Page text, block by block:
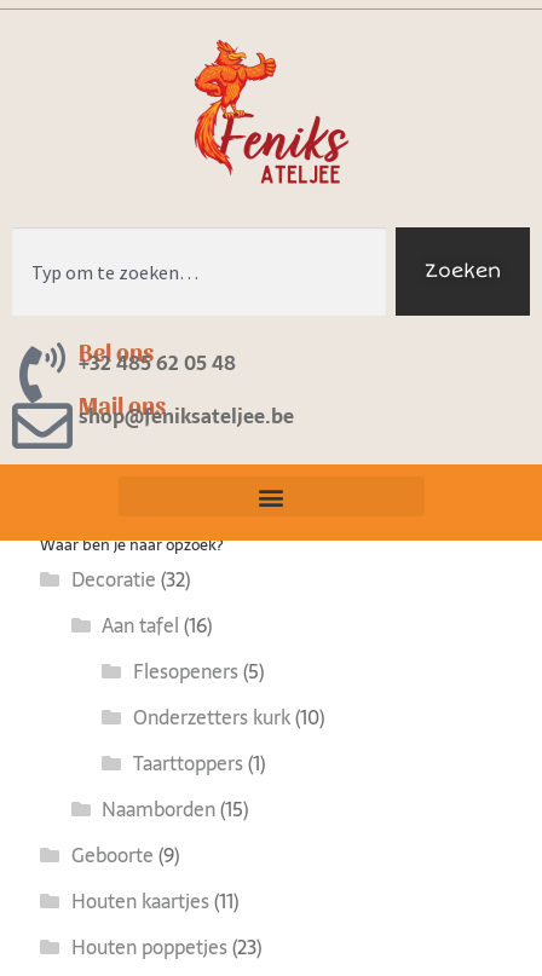
Zoeken
Bel ons
+32 485 62 05 48
Mail ons
shop@feniksateljee.be
Waar ben je naar opzoek?
Decoratie(32)
Aan tafel (16)
Flesopeners(5)
Onderzetters kurk(10)
Taarttoppers(1)
Naamborden(15)
Geboorte(9)
Houten kaartjes(11)
Houten poppetjes(23)